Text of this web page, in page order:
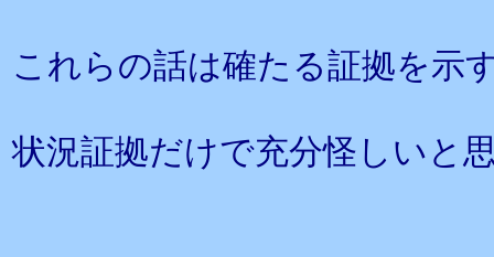
これらの話は確たる証拠を示
状況証拠だけで充分怪しいと